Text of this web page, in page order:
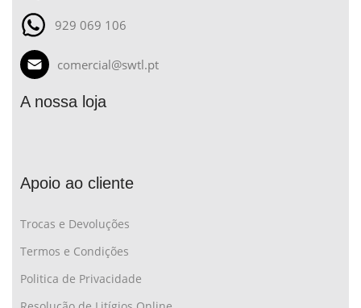
929 069 106
comercial@swtl.pt
A nossa loja
Apoio ao cliente
Trocas e Devoluções
Termos e Condições
Politica de Privacidade